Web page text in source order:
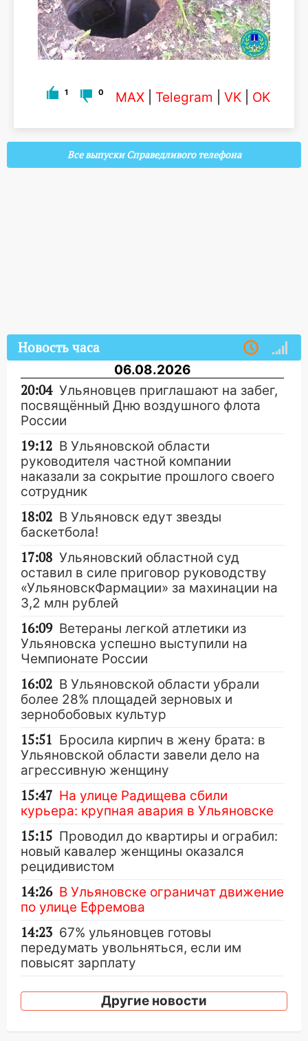
1 0 MAX Telegram VK OK
Все выпуски Справедливого телефона
Новость часа
06.08.2026
20:04 Ульяновцев приглашают на забег,
посвящённый Дню воздушного флота
России
19:12 В Ульяновской области
руководителя частной компании
наказали за сокрытие прошлого своего
сотрудник
18:02 В Ульяновск едут звезды
баскетбола!
17:08 Ульяновский областной суд
оставил в силе приговор руководству
«УльяновскФармации» за махинации на
3,2 млн рублей
16:09 Ветераны легкой атлетики из
Ульяновска успешно выступили на
Чемпионате России
16:02 В Ульяновской области убрали
более 28% площадей зерновых и
зернобобовых культур
15:51 Бросила кирпич в жену брата: в
Ульяновской области завели дело на
агрессивную женщину
15:47 На улице Радищева сбили
курьера: крупная авария в Ульяновске
15:15 Проводил до квартиры и ограбил:
новый кавалер женщины оказался
рецидивистом
14:26 В Ульяновске ограничат движение
по улице Ефремова
14:23 67% ульяновцев готовы
передумать увольняться, если им
повысят зарплату
14:01 Инсценировали ДТП и получили
более 4,6 миллиона рублей: перед
Другие новости